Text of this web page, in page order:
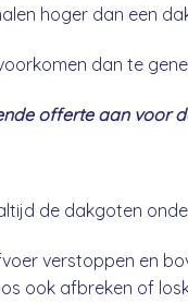
hoger dan een
dan te
offerte aan voor
de dakgoten
verstoppen en
ook afbreken of